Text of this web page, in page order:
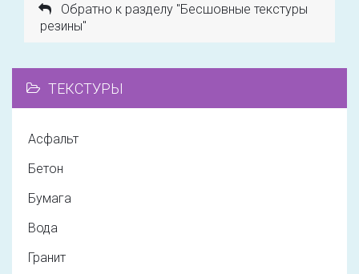
Обратно к разделу "Бесшовные текстуры
резины"
ТЕКСТУРЫ
Асфальт
Бетон
Бумага
Вода
Гранит